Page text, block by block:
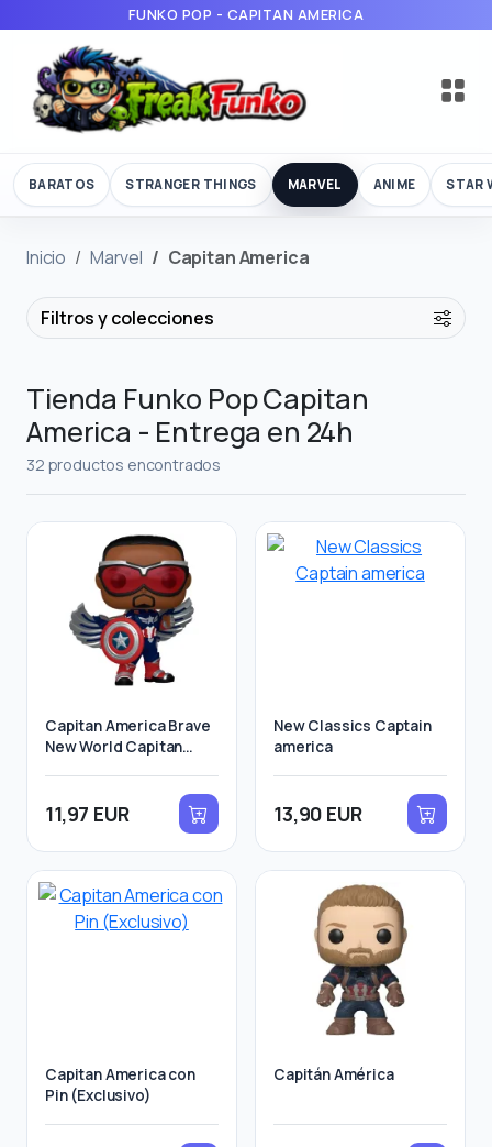
FUNKO POP - CAPITAN AMERICA
BARATOS STRANGER THINGS MARVEL ANIME STAR
Inicio Marvel Capitan America
Filtros y colecciones
Tienda Funko Pop Capitan
America - Entrega en 24h
32 productos encontrados
Capitan America Brave
New World Capitan
11,97 EUR
New Classics Captain
america
13,90 EUR
Capitan America con
Pin (Exclusivo)
Capitán América